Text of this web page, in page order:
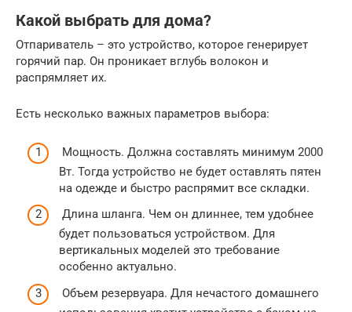
Какой выбрать для дома?
Отпариватель – это устройство, которое генерирует
горячий пар. Он проникает вглубь волокон и
распрямляет их.
Есть несколько важных параметров выбора:
Мощность. Должна составлять минимум 2000
Вт. Тогда устройство не будет оставлять пятен
на одежде и быстро распрямит все складки.
Длина шланга. Чем он длиннее, тем удобнее
будет пользоваться устройством. Для
вертикальных моделей это требование
особенно актуально.
Объем резервуара. Для нечастого домашнего